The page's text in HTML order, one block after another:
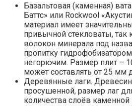
Базальтовая (каменная)
Баттс» или Rockwool
материал имеет
привычной стекловаты, так
волокон минерала под
пропитку
негорючим. Размер плит –
может составлять от 25 мм
Деревянные лаги.
просушенной, размер лаг
количества слоёв